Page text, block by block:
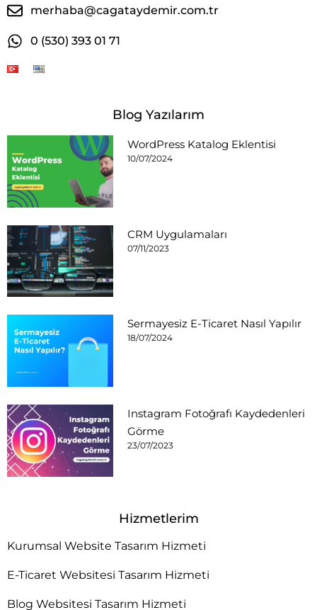
merhaba@cagataydemir.com.tr
0 (530) 393 01 71
Blog Yazılarım
WordPress Katalog Eklentisi
10/07/2024
CRM Uygulamaları
07/11/2023
Sermayesiz E-Ticaret Nasıl Yapılır
18/07/2024
Instagram Fotoğrafı Kaydedenleri
Görme
23/07/2023
Hizmetlerim
Kurumsal Website Tasarım Hizmeti
E-Ticaret Websitesi Tasarım Hizmeti
Blog Websitesi Tasarım Hizmeti